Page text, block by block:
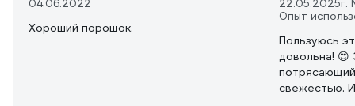
04.06.2022
Хороший порошок.
22.05.2025г.
Опыт
Пользуюсь
довольна! 😍
свежестью.